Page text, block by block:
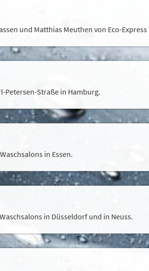
und Matthias Meuthen von Eco-
Petersen-Straße in Hamburg.
in Essen.
in Düsseldorf und in Neuss.
verwenden wir Cookies. Durch
zu. Über den Button 'Konfigurieren'